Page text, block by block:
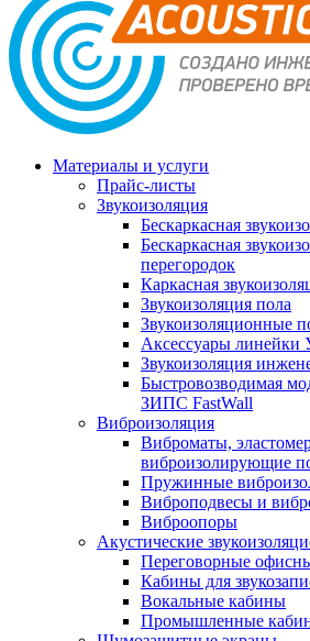
Материалы и услуги
Прайс-листы
Звукоизоляция
Бескаркасная
Бескаркасная
перегородок
Каркасная
Звукоизоляция пола
Звукоизоляционные
Аксессуары линейки
Звукоизоляция
Быстровозводимая
ЗИПС FastWall
Виброизоляция
Виброматы,
виброизолирующие
Пружинные
Виброподвесы и
Виброопоры
Акустические
Переговорные
Кабины для
Вокальные кабины
Промышленные